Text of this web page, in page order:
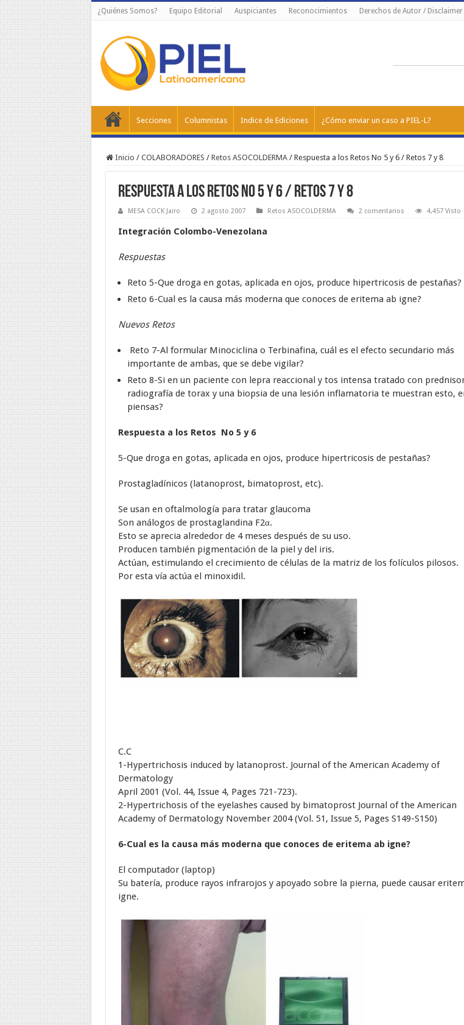
¿Quiénes Somos? Equipo Editorial Auspiciantes Reconocimientos Derechos de Autor / Disclaimer
Secciones Columnistas Indice de Ediciones ¿Cómo enviar un caso a PIEL-L?
Inicio / COLABORADORES / Retos ASOCOLDERMA / Respuesta a los Retos No 5 y 6 / Retos 7 y 8
Respuesta a los Retos No 5 y 6 / Retos 7 y 8
MESA COCK Jairo 2 agosto 2007 Retos ASOCOLDERMA 2 comentarios 4,457 Visto
Integración Colombo-Venezolana
Respuestas
Reto 5-Que droga en gotas, aplicada en ojos, produce hipertricosis de pestañas?
Reto 6-Cual es la causa más moderna que conoces de eritema ab igne?
Nuevos Retos
Reto 7-Al formular Minociclina o Terbinafina, cuál es el efecto secundario más
importante de ambas, que se debe vigilar?
Reto 8-Si en un paciente con lepra reaccional y tos intensa tratado con
radiografía de torax y una biopsia de una lesión inflamatoria te muestran esto,
piensas?
Respuesta a los Retos No 5 y 6
5-Que droga en gotas, aplicada en ojos, produce hipertricosis de pestañas?
Prostagladínicos (latanoprost, bimatoprost, etc).
Se usan en oftalmología para tratar glaucoma
Son análogos de prostaglandina F2α.
Esto se aprecia alrededor de 4 meses después de su uso.
Producen también pigmentación de la piel y del iris.
Actúan, estimulando el crecimiento de células de la matriz de los folículos pilosos.
Por esta vía actúa el minoxidil.
C.C
1-Hypertrichosis induced by latanoprost. Journal of the American Academy of
Dermatology
April 2001 (Vol. 44, Issue 4, Pages 721-723).
2-Hypertrichosis of the eyelashes caused by bimatoprost Journal of the American
Academy of Dermatology November 2004 (Vol. 51, Issue 5, Pages S149-S150)
6-Cual es la causa más moderna que conoces de eritema ab igne?
El computador (laptop)
Su batería, produce rayos infrarojos y apoyado sobre la pierna, puede causar
igne.